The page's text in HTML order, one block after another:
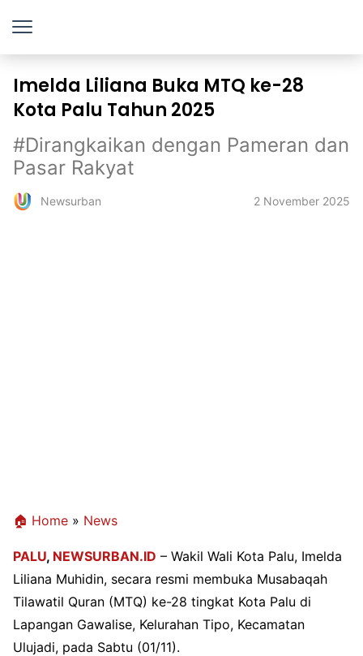
Imelda Liliana Buka MTQ ke-28
Kota Palu Tahun 2025
#Dirangkaikan dengan Pameran dan
Pasar Rakyat
Newsurban 2 November 2025
🏠 Home » News
PALU, NEWSURBAN.ID – Wakil Wali Kota Palu, Imelda
Liliana Muhidin, secara resmi membuka Musabaqah
Tilawatil Quran (MTQ) ke-28 tingkat Kota Palu di
Lapangan Gawalise, Kelurahan Tipo, Kecamatan
Ulujadi, pada Sabtu (01/11).